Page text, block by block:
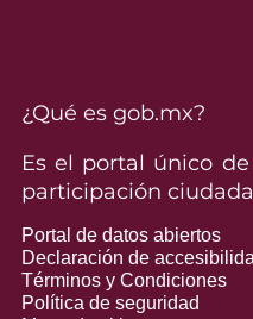
¿Qué es gob.mx?
Es el portal único
participación
Portal de datos abiertos
Declaración de
Términos y Condiciones
Política de seguridad